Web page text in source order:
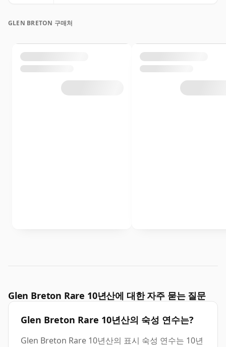
GLEN BRETON 구매처
Glen Breton Rare 10년산에 대한 자주 묻는 질문
Glen Breton Rare 10년산의 숙성 연수는?
Glen Breton Rare 10년산의 표시 숙성 연수는 10년